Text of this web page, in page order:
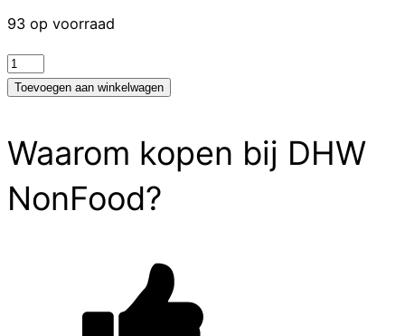
93 op voorraad
test
aantal
Toevoegen aan winkelwagen
Waarom kopen bij DHW
NonFood?